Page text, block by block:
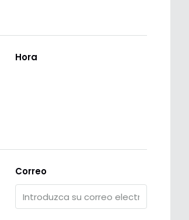
Hora
Correo